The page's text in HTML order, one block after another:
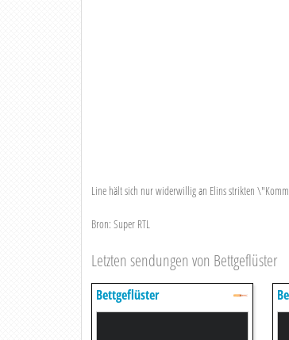
Line hält sich nur widerwillig an Elins strikten
Bron: Super RTL
Letzten sendungen von Bettgeflüster
Bettgeflüster